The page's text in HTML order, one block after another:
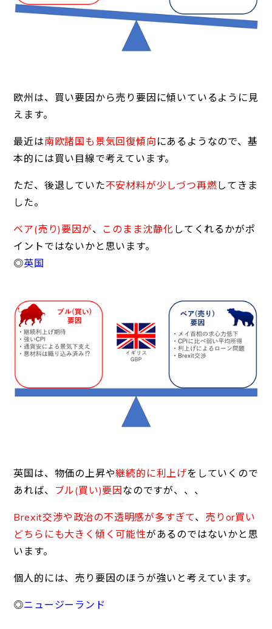
欧州は、買い要因から売り要因に傾いているように見
えます。
最近は南欧諸国も景気回復傾向 にあるようなので、基
本的には買い目線で考えています。
ただ、後退していた不安材料が少しづつ再燃してきま
した。
ベア(売り)要因が、 このまま沈静化 してくれるかがポ
イントではないかと思います。
◎英国
英国は、物価の上昇や継続的に利上げをしていくので
あれば、
ブル(買い)要因 なのですが、、、
Brexit交渉や政治の不透明感が多すぎて、 売りor買い
どちらにも大きく傾く可能性があるのではないかと思
います。
個人的には、売り要因のほうが強いと考えています。
◎ニュージーランド